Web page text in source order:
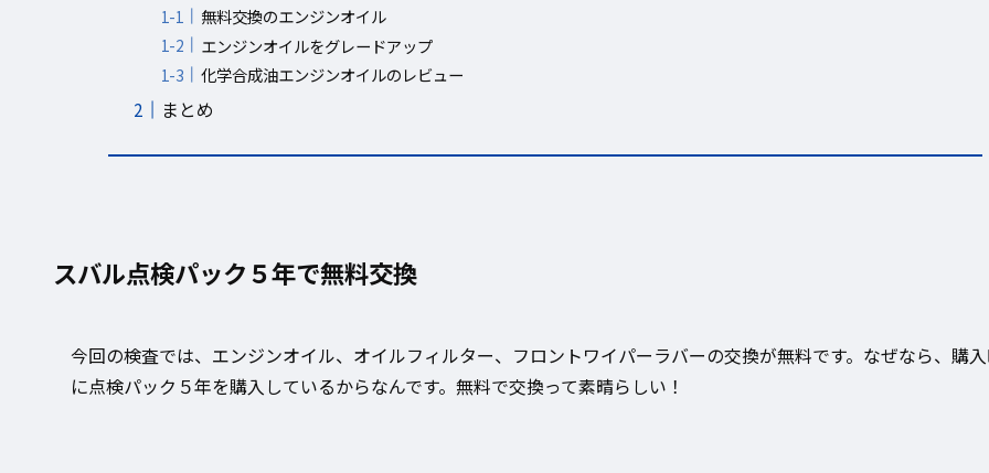
無料交換のエンジンオイル
エンジンオイルをグレードアップ
化学合成油エンジンオイルのレビュー
まとめ
スバル点検パック５年で無料交換
今回の検査では、エンジンオイル、オイルフィルター、フロントワイパーラバーの交換が無料です。なぜなら、購
に点検パック５年を購入しているからなんです。無料で交換って素晴らしい！